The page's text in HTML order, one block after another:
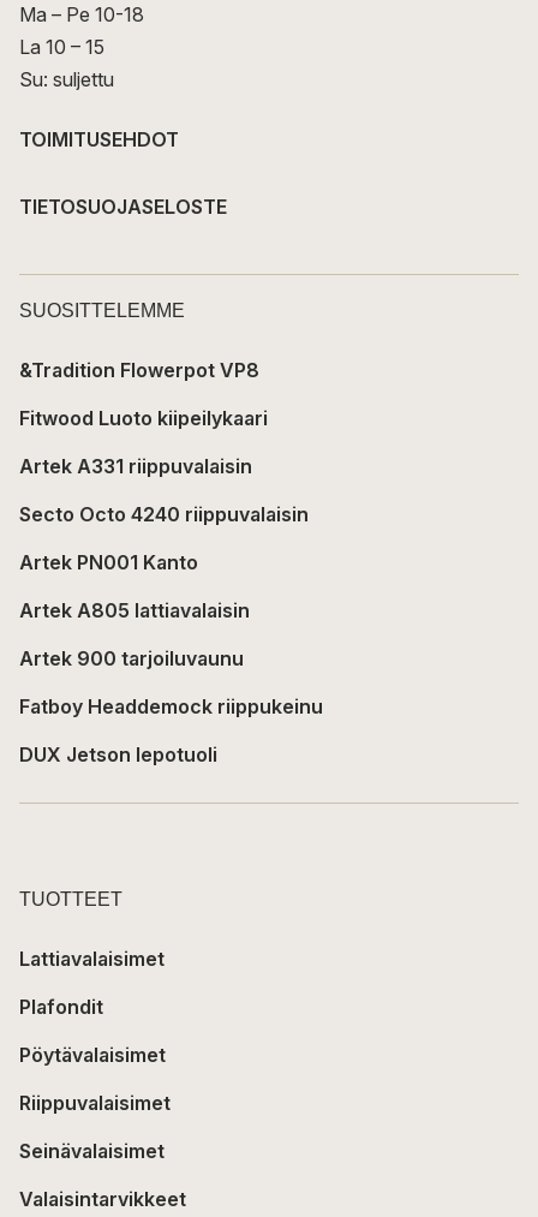
Ma – Pe 10-18
La 10 – 15
Su: suljettu
TOIMITUSEHDOT
TIETOSUOJASELOSTE
SUOSITTELEMME
&Tradition Flowerpot VP8
Fitwood Luoto kiipeilykaari
Artek A331 riippuvalaisin
Secto Octo 4240 riippuvalaisin
Artek PN001 Kanto
Artek A805 lattiavalaisin
Artek 900 tarjoiluvaunu
Fatboy Headdemock riippukeinu
DUX Jetson lepotuoli
TUOTTEET
Lattiavalaisimet
Plafondit
Pöytävalaisimet
Riippuvalaisimet
Seinävalaisimet
Valaisintarvikkeet